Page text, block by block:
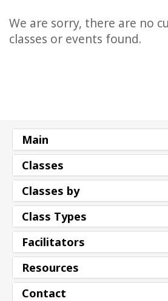
導
師
聯
搜
We are sorry, there are no
classes or events found.
Main
Classes
Classes by
Class Types
Facilitators
Resources
Contact